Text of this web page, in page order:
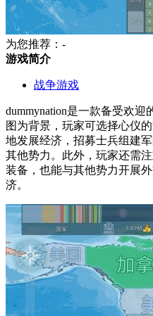
为您推荐：-
游戏简介
战争游戏
dummynation是一款备受欢
图为背景，玩家可选择心仪
地发展经济，招募士兵组建
其他势力。此外，玩家还需
装备，也能与其他势力开展
济。